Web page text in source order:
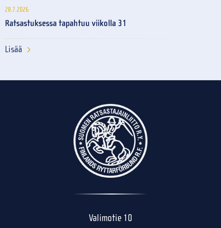
28.7.2026
Ratsastuksessa tapahtuu viikolla 31
Lisää
Valimotie 10